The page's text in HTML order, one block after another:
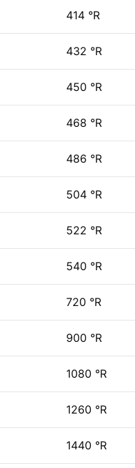
414 °R
432 °R
450 °R
468 °R
486 °R
504 °R
522 °R
540 °R
720 °R
900 °R
1080 °R
1260 °R
1440 °R